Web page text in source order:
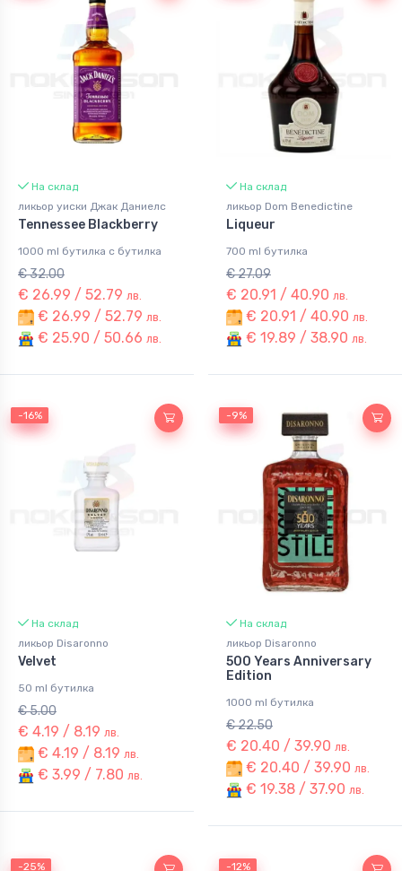
На склад
ликьор уиски Джак Даниелс
Tennessee Blackberry
1000 ml бутилка с бутилка
€ 32.00
€ 26.99 / 52.79 лв.
€ 26.99 / 52.79 лв.
€ 25.90 / 50.66 лв.
На склад
ликьор Dom Benedictine
Liqueur
700 ml бутилка
€ 27.09
€ 20.91 / 40.90 лв.
€ 20.91 / 40.90 лв.
€ 19.89 / 38.90 лв.
-16%
-16%
На склад
ликьор Disaronno
Velvet
50 ml бутилка
€ 5.00
€ 4.19 / 8.19 лв.
€ 4.19 / 8.19 лв.
€ 3.99 / 7.80 лв.
-9%
-9%
На склад
ликьор Disaronno
500 Years Anniversary
Edition
1000 ml бутилка
€ 22.50
€ 20.40 / 39.90 лв.
€ 20.40 / 39.90 лв.
€ 19.38 / 37.90 лв.
-25%
-25% -12%
-12%